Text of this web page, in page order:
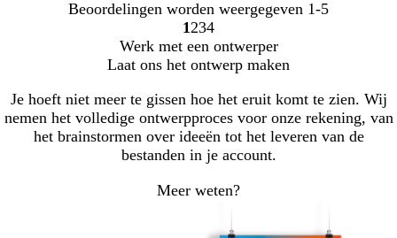
Beoordelingen worden weergegeven 1-5
Naar
pagina
1 Naar
pagina
2 Naar
pagina
3Naar
pagina
4
Werk met een ontwerper
Laat ons het ontwerp maken
Je hoeft niet meer te gissen hoe het eruit komt te zien. Wij
nemen het volledige ontwerpproces voor onze rekening, van
het brainstormen over ideeën tot het leveren van de
bestanden in je account.
Meer weten?